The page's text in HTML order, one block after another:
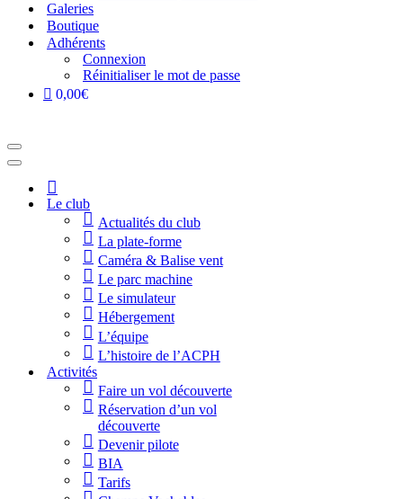
Galeries
Boutique
Adhérents
Connexion
Réinitialiser le mot de passe
0,00€
Menu
de
navigation
Menu
navigationAccueil
Le club
Actualités du club
La plate-forme
Caméra & Balise vent
Le parc machine
Le simulateur
Hébergement
L’équipe
L’histoire de l’ACPH
Activités
Faire un vol découverte
Réservation d’un vol
découverte
Devenir pilote
BIA
Tarifs